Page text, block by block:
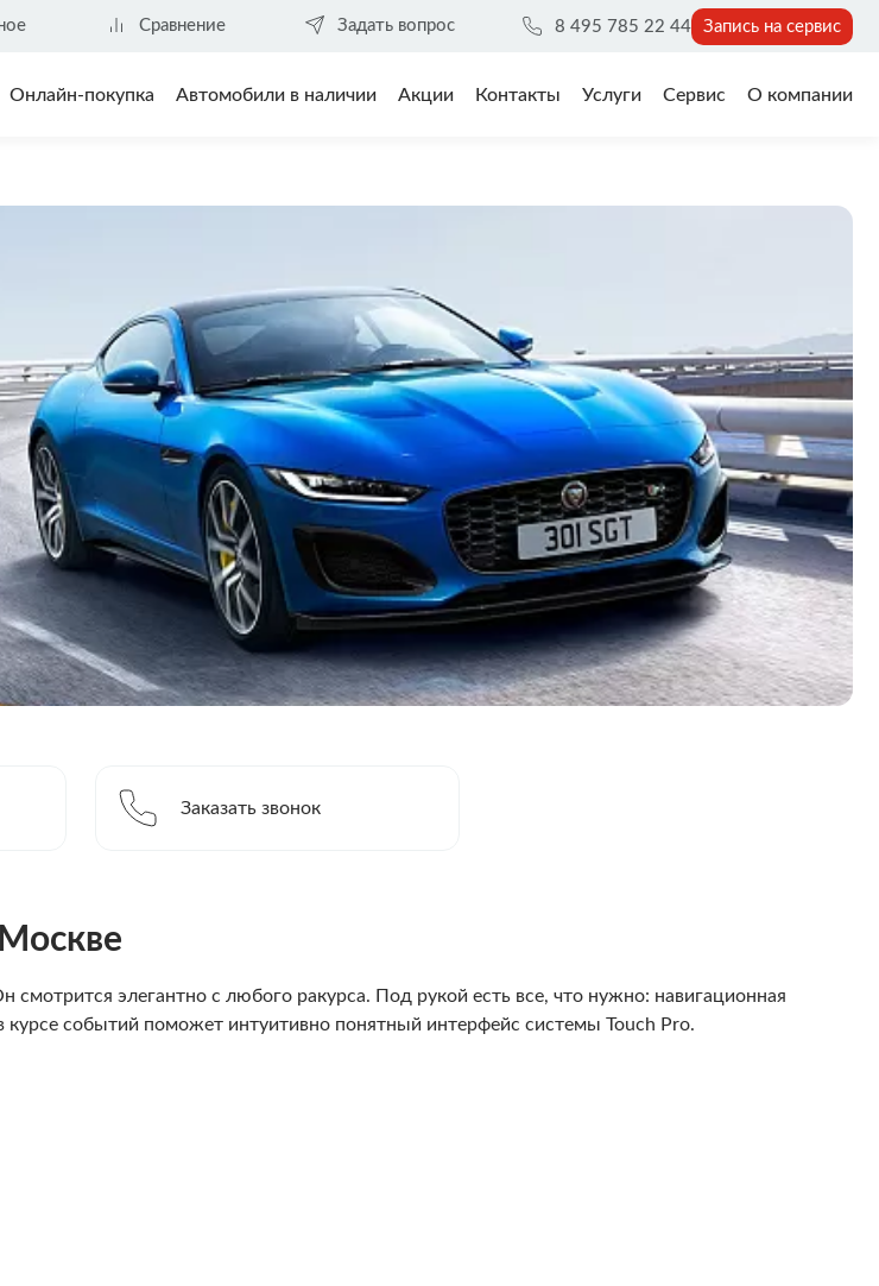
8 495 785 22 44 Запись на сервис
Сравнение Задать вопрос
Онлайн-покупка Автомобили в наличии Акции Контакты Услуги Сервис О компании
Заказать звонок
элегантно с любого ракурса. Под рукой есть все, что нужно: навигационная
событий поможет интуитивно понятный интерфейс системы Touch Pro.